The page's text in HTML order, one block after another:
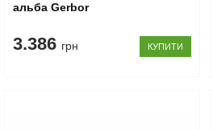
альба Gerbor
3.386 грн КУПИТИ